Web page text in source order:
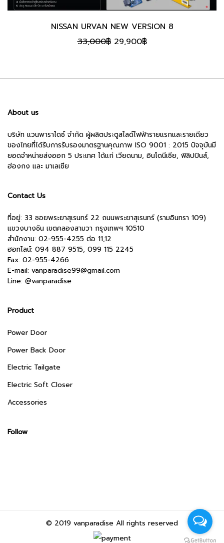
NISSAN URVAN NEW VERSION 8
33,000฿ Original
29,900฿Current
About us
บริษัท แวนพาราไดซ์ จำกัด ผู้ผลิตประตูสไลด์ไฟฟ้ารายแรกและรายเดียว
ของไทยที่ได้รับการรับรองมาตรฐานคุณภาพ ISO 9001 : 2015 ปัจจุบันมี
ยอดจำหน่ายส่งออก 5 ประเทศ ได้แก่ เวียดนาม, อินโดนีเซีย, ฟิลิปปินส์,
ฮ่องกง และ มาเลเซีย
Contact Us
ที่อยู่: 33 ซอยพระยาสุเรนทร์ 22 ถนนพระยาสุเรนทร์ (รามอินทรา 109)
แขวงบางชัน เขตคลองสามวา กรุงเทพฯ 10510
สำนักงาน: 02-955-4255 ต่อ 11,12
ฮอทไลน์: 094 887 9515, 099 115 2245
Fax: 02-955-4266
E-mail: vanparadise99@gmail.com
Line: @vanparadise
Product
Power Door
Power Back Door
Electric Tailgate
Electric Soft Closer
Accessories
Follow
© 2019 vanparadise All rights reserved